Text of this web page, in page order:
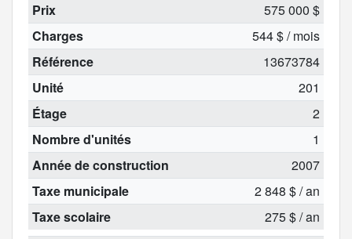
Prix
575 000 $
Charges
544 $ / mois
Référence
13673784
Unité
201
Étage
2
Nombre d'unités
1
Année de construction
2007
Taxe municipale
2 848 $ / an
Taxe scolaire
275 $ / an